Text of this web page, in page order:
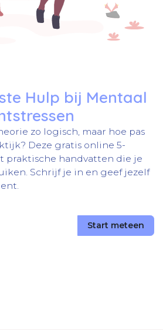
Hulp bij Mentaal
zo logisch, maar hoe pas
Deze gratis online 5-
praktische handvatten die je
Schrijf je in en geef jezelf
Start meteen